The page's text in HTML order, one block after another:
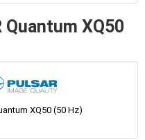
Quantum XQ50
XQ50 (50 Hz)